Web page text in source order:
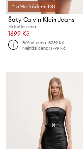
*-5 % s kódem: LST
Šaty Calvin Klein Jeans
Aktuální cena:
1699 Kč
Běžná cena:3289 Kč
Nejnižší cena:1799 Kč